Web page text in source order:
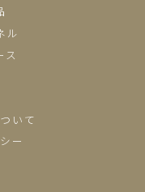
ル
ス
いて
ー